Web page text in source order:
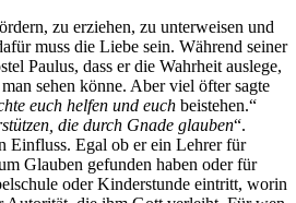
zu erziehen, zu unterweisen und
muss die Liebe sein. Während seiner
Paulus, dass er die Wahrheit auslege,
sehen könne. Aber viel öfter sagte
euch helfen und euch beistehen.“
die durch Gnade glauben“.
Einfluss. Egal ob er ein Lehrer für
Glauben gefunden haben oder für
oder Kinderstunde eintritt, worin